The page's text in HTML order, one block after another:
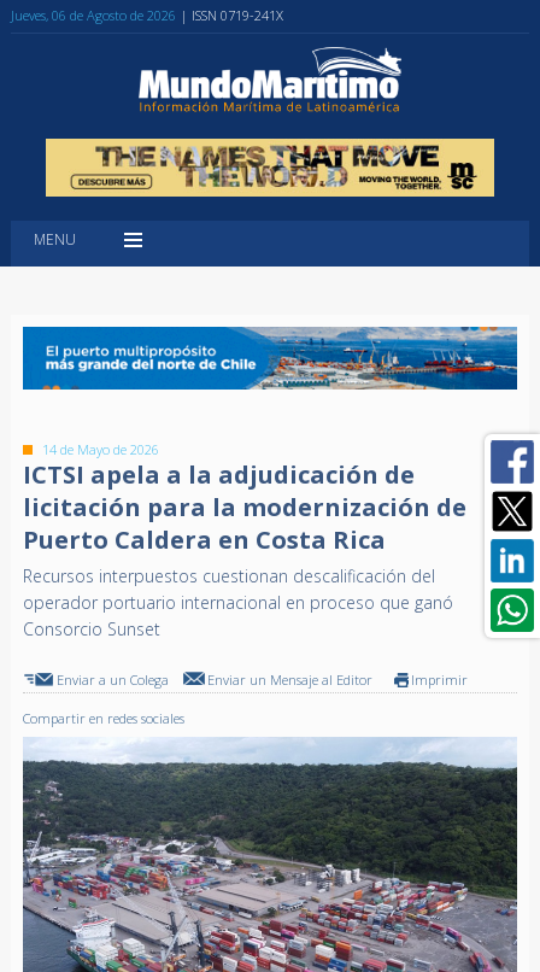
Jueves, 06 de Agosto de 2026 | ISSN 0719-241X
MENU
14 de Mayo de 2026
ICTSI apela a la adjudicación de
licitación para la modernización de
Puerto Caldera en Costa Rica
Recursos interpuestos cuestionan descalificación del
operador portuario internacional en proceso que ganó
Consorcio Sunset
Enviar a un Colega Enviar un Mensaje al Editor Imprimir
Compartir en redes sociales